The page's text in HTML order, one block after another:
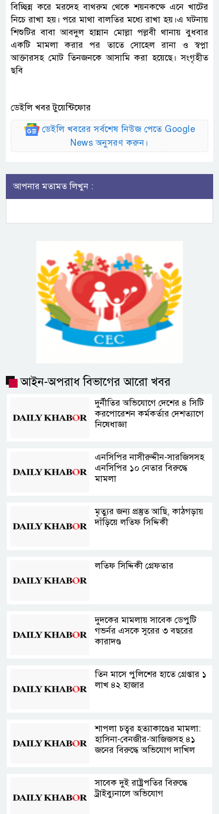
বিচ্ছিন্ন করে মরদেহ বাথরুম থেকে শয়নকক্ষে এনে খাটের
নিচে রাখা হয়। পরে মাথা বালতির মধ্যে রাখা হয়।এ ঘটনায়
শিশুটির বাবা আবদুল হান্নান মোল্লা পল্লবী থানায় বুধবার
একটি মামলা করার পর তাতে সোহেল রানা ও স্বপ্না
আক্তারসহ মোট তিনজনকে আসামি করা হয়েছে। সংগৃহীত
ছবি
ডেইলি খবর টুয়েন্টিফোর
ডেইলি খবরের সর্বশেষ নিউজ পেতে Google
News অনুসরণ করুন।
আপনার মতামত লিখুন :
আইন-অপরাধ বিভাগের আরো খবর
দুর্নীতির অভিযোগে দেশের ৪ সিটি
করপোরেশন কর্মকর্তার দেশত্যাগে
নিষেধাজ্ঞা
এনসিপির নাসীরুদ্দীন-সারজিসসহ
এনসিপির ১০ নেতার বিরুদ্ধে
মামলা
মৃত্যুর জন্য প্রস্তুত আছি, কাঠগড়ায়
দাঁড়িয়ে লতিফ সিদ্দিকী
লতিফ সিদ্দিকী গ্রেফতার
দুদকের মামলায় সাবেক ডেপুটি
গভর্নর এসকে সুরের ৩ বছরের
কারাদণ্ড
তিন মাসে পুলিশের হাতে গ্রেপ্তার ১
লাখ ৪২ হাজার
শাপলা চত্বর হত্যাকাণ্ডের মামলা:
হাসিনা-বেনজীর-আজিজসহ ৪১
জনের বিরুদ্ধে অভিযোগ দাখিল
সাবেক দুই রাষ্ট্রপতির বিরুদ্ধে
ট্রাইব্যুনালে অভিযোগ